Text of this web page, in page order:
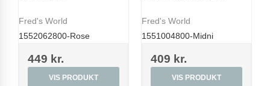
Fred's World
1552062800-Rose
449 kr.
VIS PRODUKT
Fred's World
1551004800-Midni
409 kr.
VIS PRODUKT